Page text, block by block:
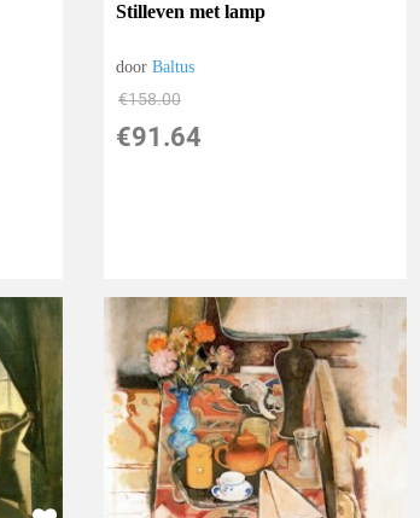
Stilleven met lamp
doorBaltus
€158.00
€91.64